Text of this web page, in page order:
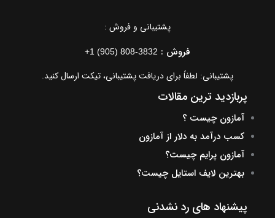
پشتیبانی و فروش :
فروش : +1 (905) 808-3832
پشتیبانی: لطفاً برای دریافت پشتیبانی، تیکت ارسال کنید.
پربازدید ترین مقالات
آمازون چیست ؟
کسب درآمد به دلار از آمازون
آمازون پرایم چیست؟
بهترین لایف استایل چیست؟
پیشنهاد های رد نشدنی